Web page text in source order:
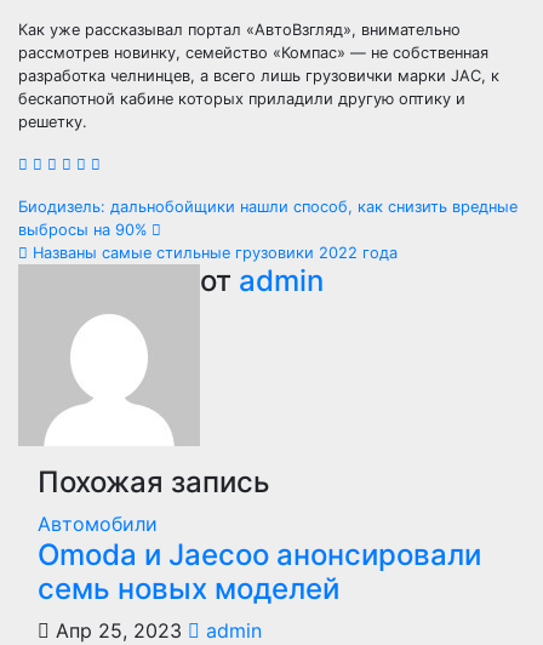
Как уже рассказывал портал «АвтоВзгляд», внимательно
рассмотрев новинку, семейство «Компас» — не собственная
разработка челнинцев, а всего лишь грузовички марки JAC, к
бескапотной кабине которых приладили другую оптику и
решетку.
Навигация
по
записям
Биодизель: дальнобойщики нашли способ, как снизить вредные
выбросы на 90%
Названы самые стильные грузовики 2022 года
от admin
Похожая запись
Автомобили
Оmoda и Jaecoo анонсировали
семь новых моделей
Апр 25, 2023
admin